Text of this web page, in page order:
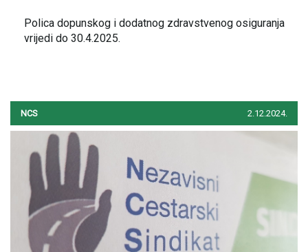
Polica dopunskog i dodatnog zdravstvenog osiguranja
vrijedi do 30.4.2025.
NCS 2.12.2024.